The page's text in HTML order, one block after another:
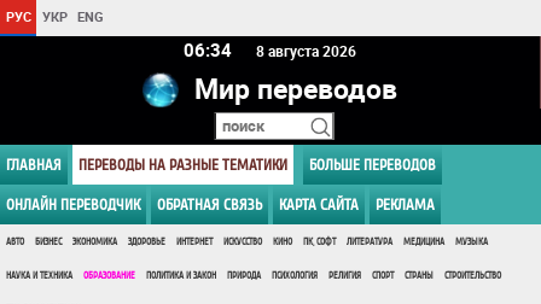
РУС УКР ENG
06 34 8 августа 2026
Мир переводов
ГЛАВНАЯ ПЕРЕВОДЫ НА РАЗНЫЕ ТЕМАТИКИ БОЛЬШЕ ПЕРЕВОДОВ
ОНЛАЙН ПЕРЕВОДЧИК ОБРАТНАЯ СВЯЗЬ КАРТА САЙТА РЕКЛАМА
АВТО БИЗНЕС ЭКОНОМИКА ЗДОРОВЬЕ ИНТЕРНЕТ ИСКУССТВО КИНО ПК, СОФТ ЛИТЕРАТУРА МЕДИЦИНА МУЗЫКА
НАУКА И ТЕХНИКА ОБРАЗОВАНИЕ ПОЛИТИКА И ЗАКОН ПРИРОДА ПСИХОЛОГИЯ РЕЛИГИЯ СПОРТ СТРАНЫ СТРОИТЕЛЬСТВО